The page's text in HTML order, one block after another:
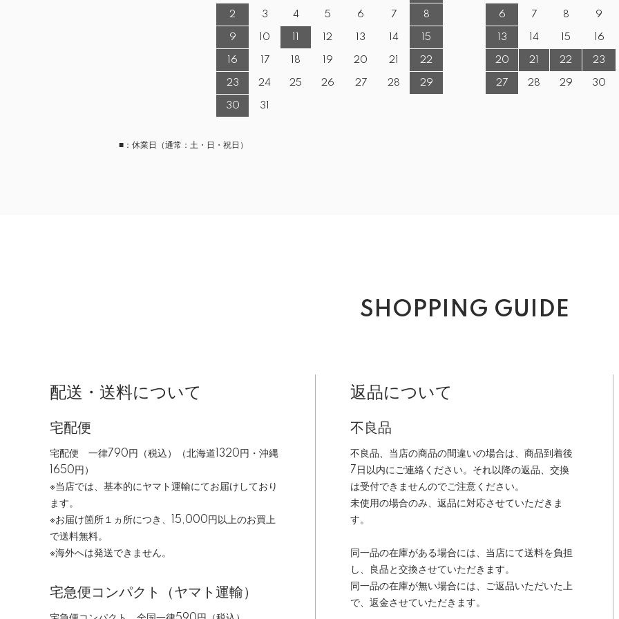
2 3 4 5 6 7 8
9 10 12 13 14 15
16 17 18 19 20 21 22
23 24 25 26 27 28 29
30 31
6 7 8 9
13 14 15 16
20 21 22 23
27 28 29 30
■：休業日（通常：土・日・祝日）
SHOPPING GUIDE
配送・送料について
宅配便
宅配便 一律790円（税込）（北海道1320円・沖縄
1650円）
※当店では、基本的にヤマト運輸にてお届けしており
ます。
※お届け箇所１ヵ所につき、15,000円以上のお買上
で送料無料。
※海外へは発送できません。
宅急便コンパクト（ヤマト運輸）
返品について
不良品
不良品、当店の商品の間違いの場合は、商品到着後
7日以内にご連絡ください。それ以降の返品、交換
は受付できませんのでご注意ください。
未使用の場合のみ、返品に対応させていただきま
す。
同一品の在庫がある場合には、当店にて送料を負担
し、良品と交換させていただきます。
同一品の在庫が無い場合には、ご返品いただいた上
で、返金させていただきます。